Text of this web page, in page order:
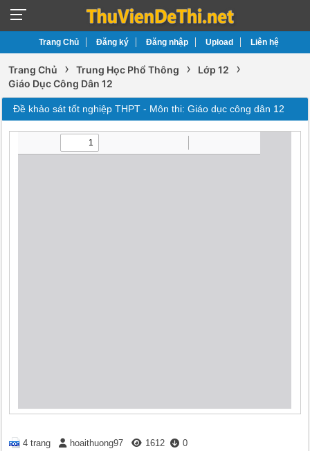
Trang Chủ Đăng ký Đăng nhập Upload Liên hệ
Trang Chủ › Trung Học Phổ Thông › Lớp 12 ›
Giáo Dục Công Dân 12
Đề khảo sát tốt nghiệp THPT - Môn thi: Giáo dục công dân 12
4 trang hoaithuong97 1612 0